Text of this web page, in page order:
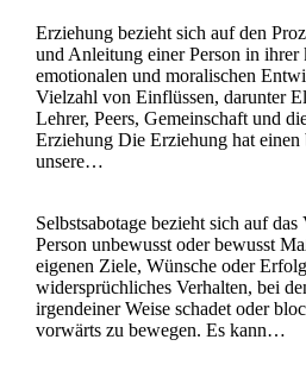
Erziehung bezieht sich auf den
und Anleitung einer Person in ihrer
emotionalen und moralischen
Vielzahl von Einflüssen, darunter
Lehrer, Peers, Gemeinschaft und
Erziehung Die Erziehung hat einen
unsere…
Selbstsabotage bezieht sich auf
Person unbewusst oder bewusst
eigenen Ziele, Wünsche oder
widersprüchliches Verhalten, bei
irgendeiner Weise schadet oder
vorwärts zu bewegen. Es kann…